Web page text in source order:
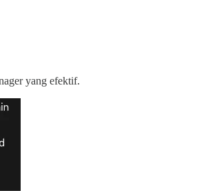
yang efektif.